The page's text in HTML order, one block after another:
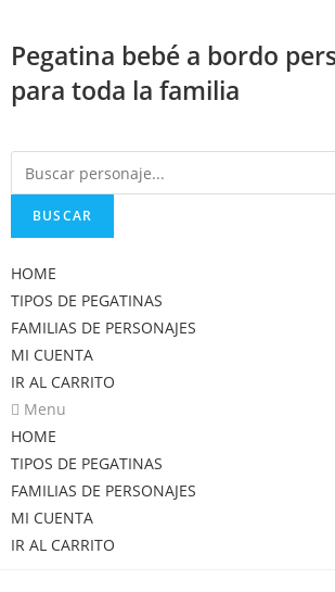
contenido
Pegatina bebé a bordo
para toda la familia
BUSCAR
HOME
TIPOS DE PEGATINAS
FAMILIAS DE PERSONAJES
MI CUENTA
IR AL CARRITO
Menu
HOME
TIPOS DE PEGATINAS
FAMILIAS DE PERSONAJES
MI CUENTA
IR AL CARRITO